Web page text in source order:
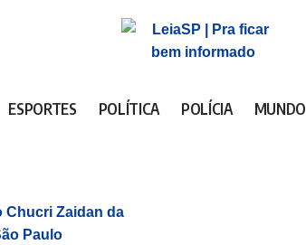
ESPORTES POLÍTICA POLÍCIA MUNDO